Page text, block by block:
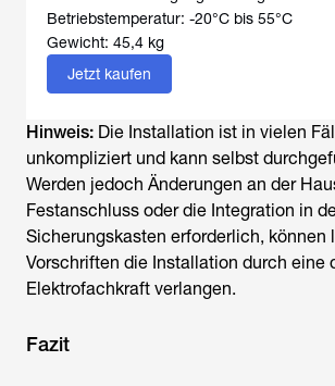
Betriebstemperatur: -20°C bis 55°C
Gewicht: 45,4 kg
Jetzt kaufen
Hinweis: Die Installation ist in vielen
unkompliziert und kann selbst
Werden jedoch Änderungen an der
Festanschluss oder die Integration in
Sicherungskasten erforderlich, können
Vorschriften die Installation durch eine
Elektrofachkraft verlangen.
Fazit